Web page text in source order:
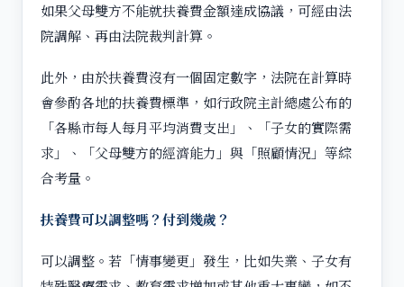
如果父母雙方不能就扶養費金額達成協議，可經由法
院調解、再由法院裁判計算。
此外，由於扶養費沒有一個固定數字，法院在計算時
會參酌各地的扶養費標準，如行政院主計總處公布的
「各縣市每人每月平均消費支出」、「子女的實際需
求」、「父母雙方的經濟能力」與「照顧情況」等綜
合考量。
扶養費可以調整嗎？付到幾歲？
可以調整。若「情事變更」發生，比如失業、子女有